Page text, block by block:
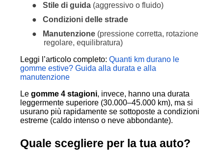
●
Stile di guida(aggressivo o fluido)
●
Condizioni delle strade
●
Manutenzione(pressione corretta, rotazione
regolare, equilibratura)
Leggi l’articolo completo: Quanti km durano le
gomme estive? Guida alla durata e alla
manutenzione
Le gomme 4 stagioni, invece, hanno una durata
leggermente superiore (30.000–45.000 km), ma si
usurano più rapidamente se sottoposte a condizioni
estreme (caldo intenso o neve abbondante).
Quale scegliere per la tua auto?